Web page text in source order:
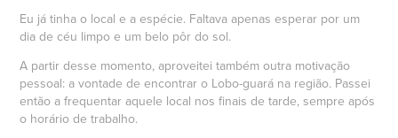
Eu já tinha o local e a espécie. Faltava apenas esperar por um
dia de céu limpo e um belo pôr do sol.
A partir desse momento, aproveitei também outra motivação
pessoal: a vontade de encontrar o Lobo-guará na região. Passei
então a frequentar aquele local nos finais de tarde, sempre após
o horário de trabalho.